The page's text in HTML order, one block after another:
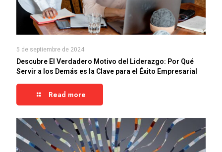
5 de septiembre de 2024
Descubre El Verdadero Motivo del Liderazgo: Por Qué
Servir a los Demás es la Clave para el Éxito Empresarial
Read more